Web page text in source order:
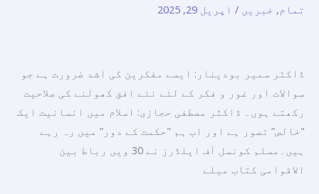
تمام, خبریں / اپریل 29, 2025
ڈاکٹر سمیر بودینار: ایسے مفکرین کی اشد ضرورت ہے جو
سوالات اور غور و فکر کے لئے نئے افق کھولنے کی صلاحیت
رکھتے ہوں۔ ڈاکٹر مصطفی حجازی: اسلام میں انسانیت ایک
"خالص” تصور ہے اور اب ہم "حکمت کے دور” میں رہ رہے
ہیں۔مسلم کونسل آف ایلڈرز نے 30 ویں رباط بین
الاقوامی کتاب میلے
درمیان
اور
حکمت”
سیمینار
سے
کونسل